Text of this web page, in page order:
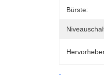
Bürste: